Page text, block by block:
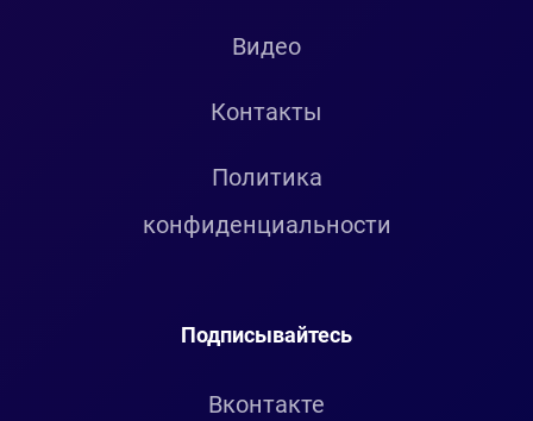
Видео
Контакты
Политика
конфиденциальности
Подписывайтесь
Вконтакте